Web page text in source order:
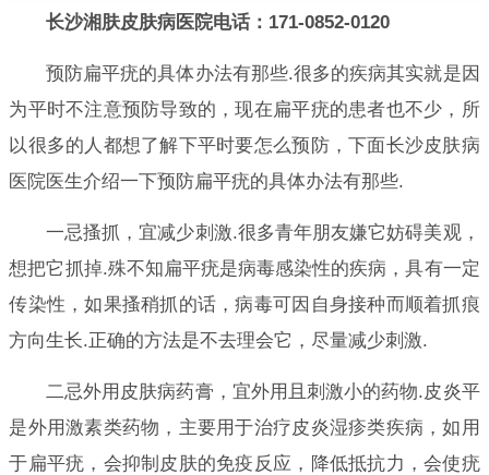
长沙湘肤皮肤病医院电话：171-0852-0120
预防扁平疣的具体办法有那些.很多的疾病其实就是因
为平时不注意预防导致的，现在扁平疣的患者也不少，所
以很多的人都想了解下平时要怎么预防，下面长沙皮肤病
医院医生介绍一下预防扁平疣的具体办法有那些.
一忌搔抓，宜减少刺激.很多青年朋友嫌它妨碍美观，
想把它抓掉.殊不知扁平疣是病毒感染性的疾病，具有一定
传染性，如果搔稍抓的话，病毒可因自身接种而顺着抓痕
方向生长.正确的方法是不去理会它，尽量减少刺激.
二忌外用皮肤病药膏，宜外用且刺激小的药物.皮炎平
是外用激素类药物，主要用于治疗皮炎湿疹类疾病，如用
于扁平疣，会抑制皮肤的免疫反应，降低抵抗力，会使疣